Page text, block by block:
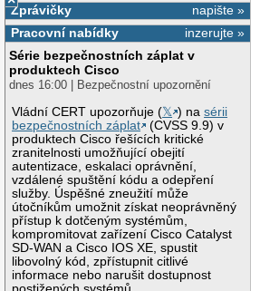
napište »
Zprávičky
inzerujte »
Pracovní nabídky
Série bezpečnostních záplat v
produktech Cisco
dnes 16:00 | Bezpečnostní upozornění
Vládní CERT upozorňuje (𝕏 ) nasérii
bezpečnostních záplat
(CVSS 9.9) v
produktech Cisco řešících kritické
zranitelnosti umožňující obejití
autentizace, eskalaci oprávnění,
vzdálené spuštění kódu a odepření
služby. Úspěšné zneužití může
útočníkům umožnit získat neoprávněný
přístup k dotčeným systémům,
kompromitovat zařízení Cisco Catalyst
SD-WAN a Cisco IOS XE, spustit
libovolný kód, zpřístupnit citlivé
informace nebo narušit dostupnost